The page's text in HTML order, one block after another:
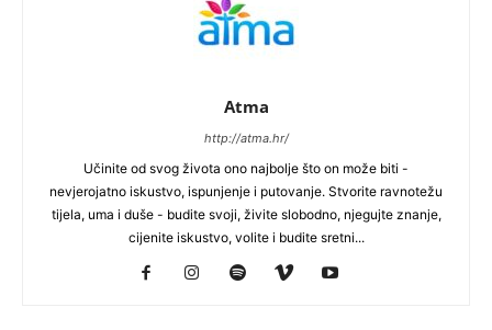
Atma
http://atma.hr/
Učinite od svog života ono najbolje što on može biti -
nevjerojatno iskustvo, ispunjenje i putovanje. Stvorite ravnotežu
tijela, uma i duše - budite svoji, živite slobodno, njegujte znanje,
cijenite iskustvo, volite i budite sretni...